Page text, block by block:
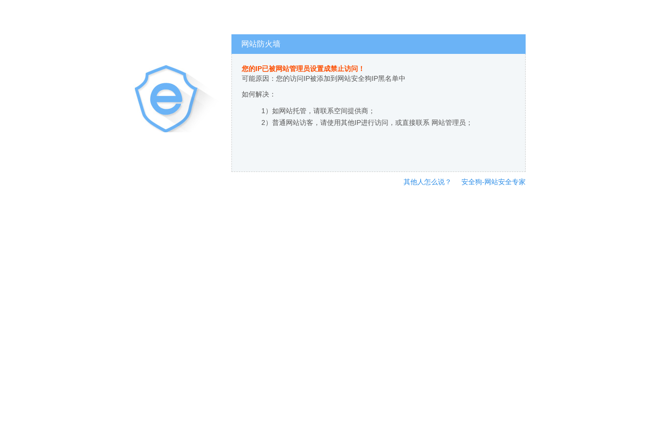
网站防火墙
您的IP已被网站管理员设置成禁止访问！
可能原因：您的访问IP被添加到网站安全狗IP黑名单中
如何解决：
1）如网站托管，请联系空间提供商；
2）普通网站访客，请使用其他IP进行访问，或直接联系 网站管理员；
其他人怎么说？ 安全狗-网站安全专家